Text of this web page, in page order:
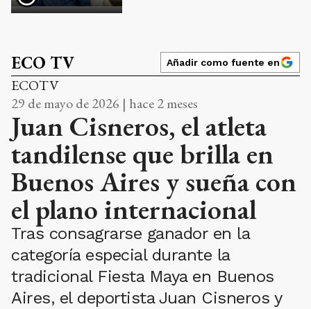
ECO TV Añadir como fuente en
ECOTV
29 de mayo de 2026 | hace 2 meses
Juan Cisneros, el atleta
tandilense que brilla en
Buenos Aires y sueña con
el plano internacional
Tras consagrarse ganador en la
categoría especial durante la
tradicional Fiesta Maya en Buenos
Aires, el deportista Juan Cisneros y